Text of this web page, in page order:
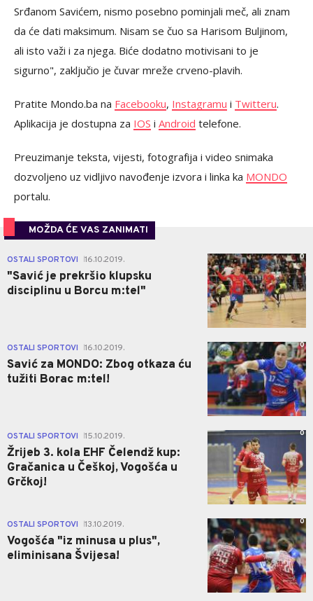
Srđanom Savićem, nismo posebno pominjali meč, ali znam
da će dati maksimum. Nisam se čuo sa Harisom Buljinom,
ali isto važi i za njega. Biće dodatno motivisani to je
sigurno", zaključio je čuvar mreže crveno-plavih.
Pratite Mondo.ba na Facebooku, Instagramu i Twitteru.
Aplikacija je dostupna za IOS i Android telefone.
Preuzimanje teksta, vijesti, fotografija i video snimaka
dozvoljeno uz vidljivo navođenje izvora i linka ka MONDO
portalu.
MOŽDA ĆE VAS ZANIMATI
OSTALI SPORTOVI 16.10.2019.
"Savić je prekršio klupsku
disciplinu u Borcu m:tel"
0
OSTALI SPORTOVI 16.10.2019.
Savić za MONDO: Zbog otkaza ću
tužiti Borac m:tel!
0
OSTALI SPORTOVI 15.10.2019.
Žrijeb 3. kola EHF Čelendž kup:
Gračanica u Češkoj, Vogošća u
Grčkoj!
0
OSTALI SPORTOVI 13.10.2019.
Vogošća "iz minusa u plus",
eliminisana Švijesa!
0